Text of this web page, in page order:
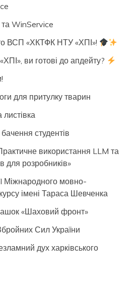
та WinService
ВСП «ХКТФК НТУ «ХПІ»!
ви готові до апдейту?
для притулку тварин
студентів
використання LLM та
для розробників»
Міжнародного мовно-
імені Тараса Шевченка
«Шаховий фронт»
Сил України
дух харківського